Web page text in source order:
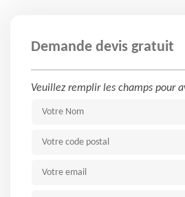
Demande devis gratuit
Veuillez remplir les champs pour